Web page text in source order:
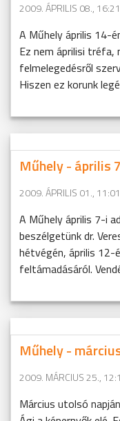
2009. ÁPRILIS 08., 16:21
A Műhely április 14-
Ez nem áprilisi tréfa,
felmelegedésről
Hiszen ez korunk
Műhely - április
2009. ÁPRILIS 01., 11:01
A Műhely április 7-i
beszélgetünk dr.
hétvégén, április 12-
feltámadásáról.
Műhely -
2009. MÁRCIUS 25.,
Március utolsó